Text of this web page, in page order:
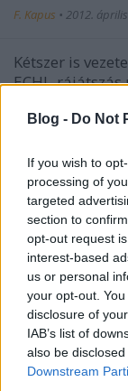
Blog - Do Not
If you wish to
processing of
targeted
section to
opt-out request
interest-based
us or personal
your opt-out.
disclosure of
IAB’s list of
also be
Downstream
F. Kapus • 2012. április
Kétszer is
ECHL-
utolsó két
nyerni tudott
ellenére +1-
Szuperék
F. Kapus•2012.
Az Arisztan
kazah
csapatával, a
képest az